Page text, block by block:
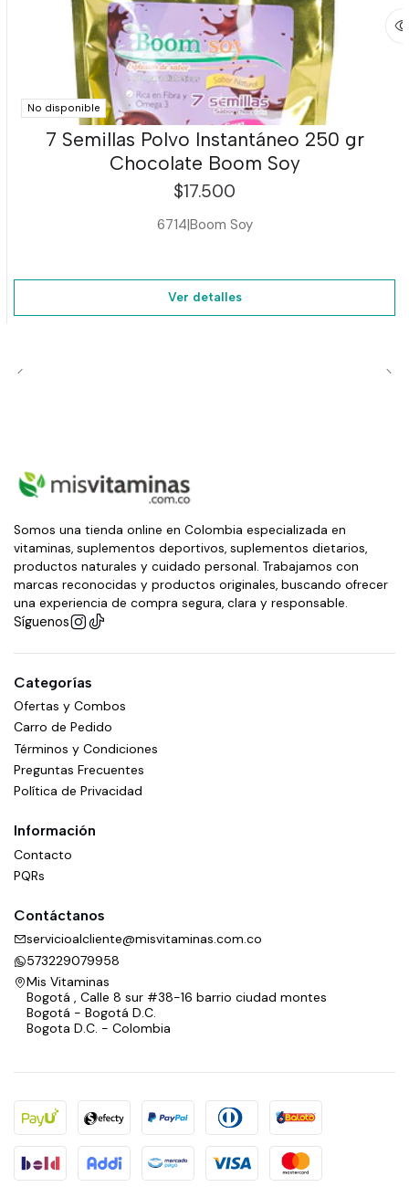
No disponible
7 Semillas Polvo Instantáneo 250 gr
Chocolate Boom Soy
$17.500
6714|Boom Soy
Ver detalles
Somos una tienda online en Colombia especializada en
vitaminas, suplementos deportivos, suplementos dietarios,
productos naturales y cuidado personal. Trabajamos con
marcas reconocidas y productos originales, buscando ofrecer
una experiencia de compra segura, clara y responsable.
Síguenos
Categorías
Ofertas y Combos
Carro de Pedido
Términos y Condiciones
Preguntas Frecuentes
Política de Privacidad
Información
Contacto
PQRs
Contáctanos
servicioalcliente@misvitaminas.com.co
573229079958
Mis Vitaminas
Bogotá , Calle 8 sur #38-16 barrio ciudad montes
Bogotá - Bogotá D.C.
Bogota D.C. - Colombia